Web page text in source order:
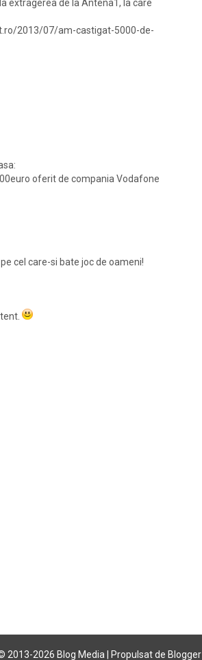
extragerea de la Antena1, la care
2013/07/am-castigat-5000-de-
oferit de compania Vodafone
cel care-si bate joc de oameni!
2013-2026 Blog Media | Propulsat de Blogger